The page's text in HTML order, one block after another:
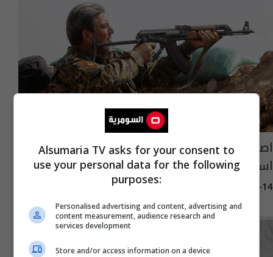
اصابة عنصرين في الحشد الشعبي بهجوم
استهدف نقطة مرابطة شمال شرق بعقوبة
01:21 | 2017-01-14
Alsumaria TV asks for your consent to
use your personal data for the following
purposes:
Personalised advertising and content, advertising and
content measurement, audience research and
services development
Store and/or access information on a device